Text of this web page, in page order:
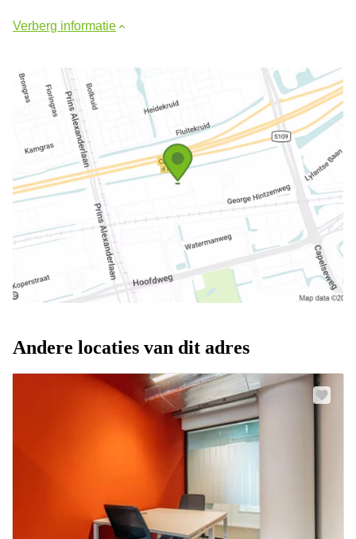
Verberg informatie
Andere locaties van dit adres